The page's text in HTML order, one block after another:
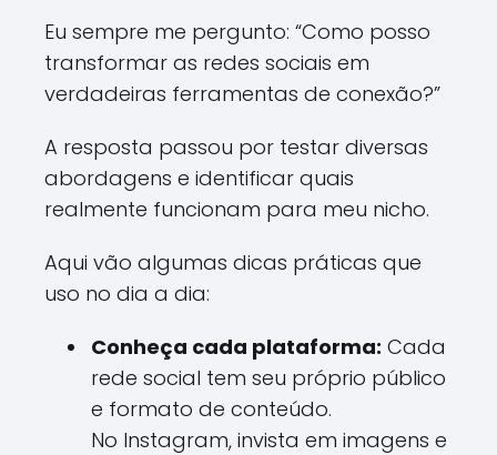
Eu sempre me pergunto: “Como posso
transformar as redes sociais em
verdadeiras ferramentas de conexão?”
A resposta passou por testar diversas
abordagens e identificar quais
realmente funcionam para meu nicho.
Aqui vão algumas dicas práticas que
uso no dia a dia:
Conheça cada plataforma: Cada
rede social tem seu próprio público
e formato de conteúdo.
No Instagram, invista em imagens e